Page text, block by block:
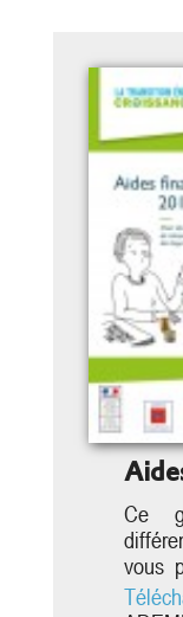
Ce
vous
des